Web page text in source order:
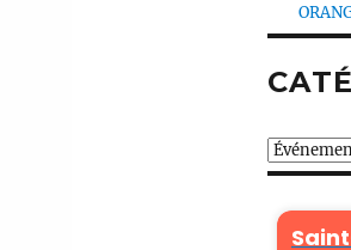
Catégories